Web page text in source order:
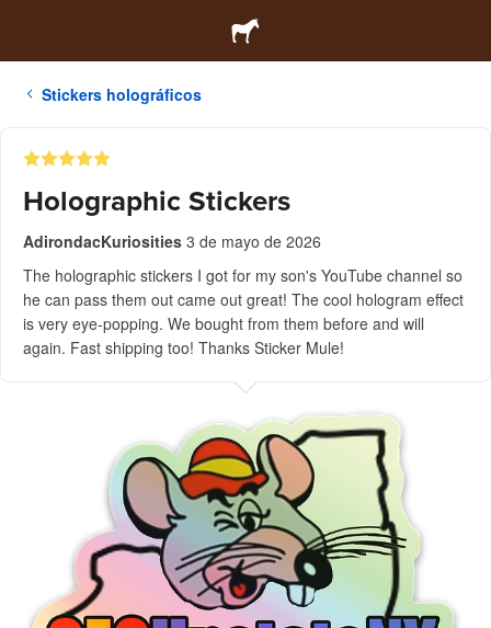
Stickers holográficos
Holographic Stickers
AdirondacKuriosities 3 de mayo de 2026
The holographic stickers I got for my son's YouTube channel so
he can pass them out came out great! The cool hologram effect
is very eye-popping. We bought from them before and will
again. Fast shipping too! Thanks Sticker Mule!